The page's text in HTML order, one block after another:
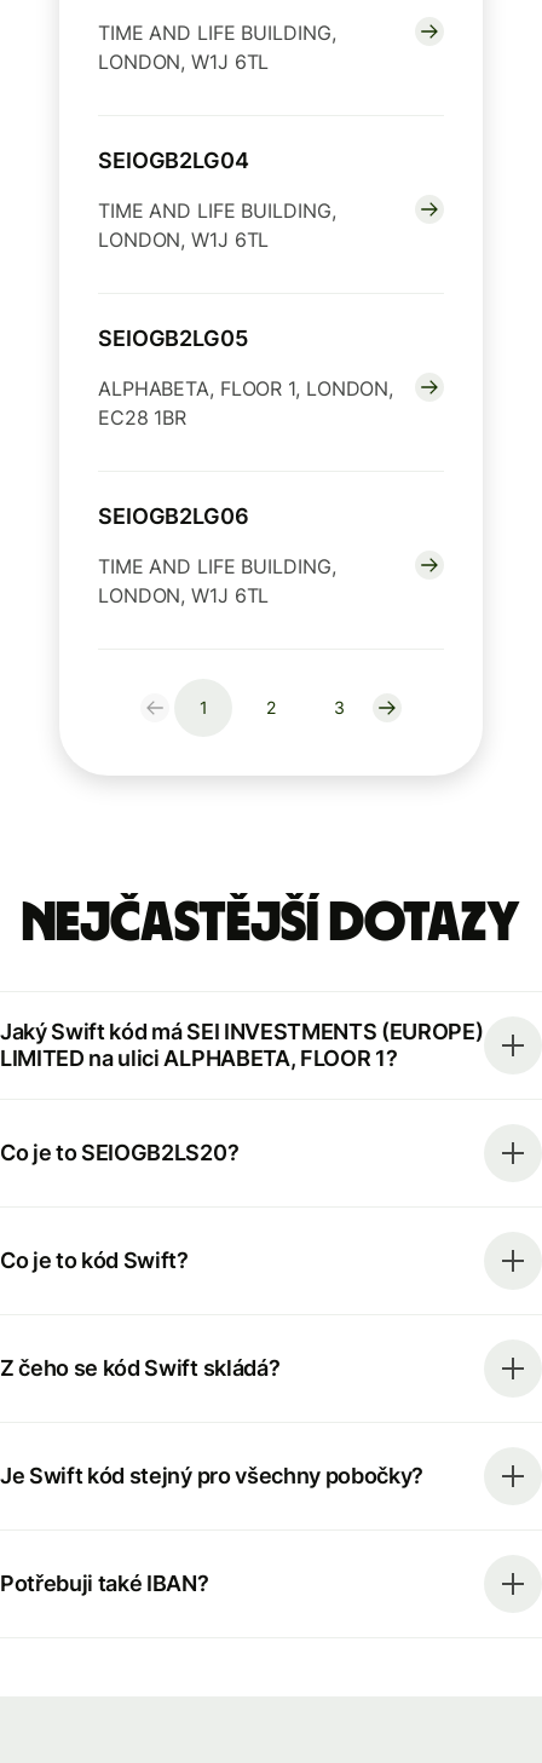
TIME AND LIFE BUILDING,
LONDON, W1J 6TL
SEIOGB2LG04
TIME AND LIFE BUILDING,
LONDON, W1J 6TL
SEIOGB2LG05
ALPHABETA, FLOOR 1, LONDON,
EC28 1BR
SEIOGB2LG06
TIME AND LIFE BUILDING,
LONDON, W1J 6TL
1 2 3
Nejčastější dotazy
Jaký Swift kód má SEI INVESTMENTS (EUROPE)
LIMITED na ulici ALPHABETA, FLOOR 1?
Co je to SEIOGB2LS20?
Co je to kód Swift?
Z čeho se kód Swift skládá?
Je Swift kód stejný pro všechny pobočky?
Potřebuji také IBAN?